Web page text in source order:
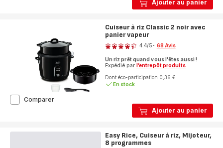
Ajouter au panier
Ajouter au panier
Cuiseur à riz Classic 2 noir avec
panier vapeur
Note
4.4/5- 68 Avis
Un riz prêt quand vous l'êtes aussi !
Expédié par l’entrepôt produits
Dont éco-participation 0,36 €
En stock
ComparerCuiseur
2
Easy Rice, Cuiseur à riz, Mijoteur,
8 programmes
Note